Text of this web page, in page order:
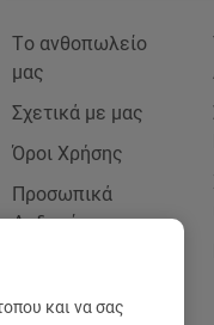
Tο ανθοπωλείο
μας
Σχετικά με μας
Όροι Χρήσης
Προσωπικά
Δεδομένα
και να σας